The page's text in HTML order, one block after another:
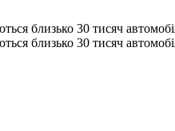
близько 30 тисяч
близько 30 тисяч